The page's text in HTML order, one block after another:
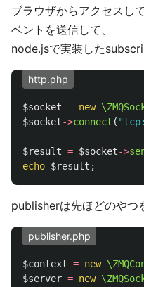
ブラウザからアクセスし
ベントを送信して、
node.jsで実装した
http.php
$socket = new
$socket->connect (
$result = $socket->
echo $result ;
publisherは先ほどのやつ
publisher.php
$context = new
$server = new